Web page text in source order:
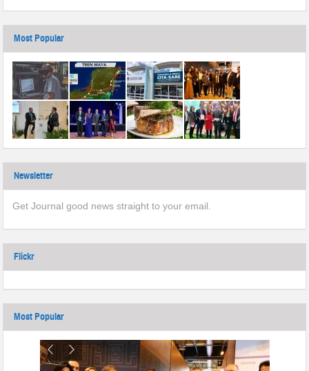
Most Popular
Newsletter
Get Journal good news straight to your email.
Flickr
Most Popular